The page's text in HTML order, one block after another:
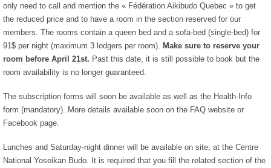
only need to call and mention the « Fédération Aikibudo Quebec » to get
the reduced price and to have a room in the section reserved for our
members. The rooms contain a queen bed and a sofa-bed (single-bed) for
91$ per night (maximum 3 lodgers per room).
Make sure to reserve your
room before April 21st. Past this date, it is still possible to book but the
room availability is no longer guaranteed.
The subscription forms will soon be available as well as the Health-Info
form (mandatory). More details available soon on the FAQ website or
Facebook page.
Lunches and Saturday-night dinner will be available on site, at the Centre
National Yoseikan Budo. It is required that you fill the related section of the